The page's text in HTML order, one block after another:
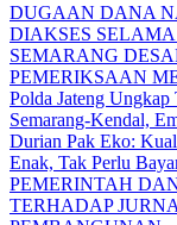
DUGAAN DANA
DIAKSES
SEMARANG
PEMERIKSAAN
Polda Jateng
Semarang-Kendal,
Durian Pak Eko:
Enak, Tak Perlu
PEMERINTAH
TERHADAP